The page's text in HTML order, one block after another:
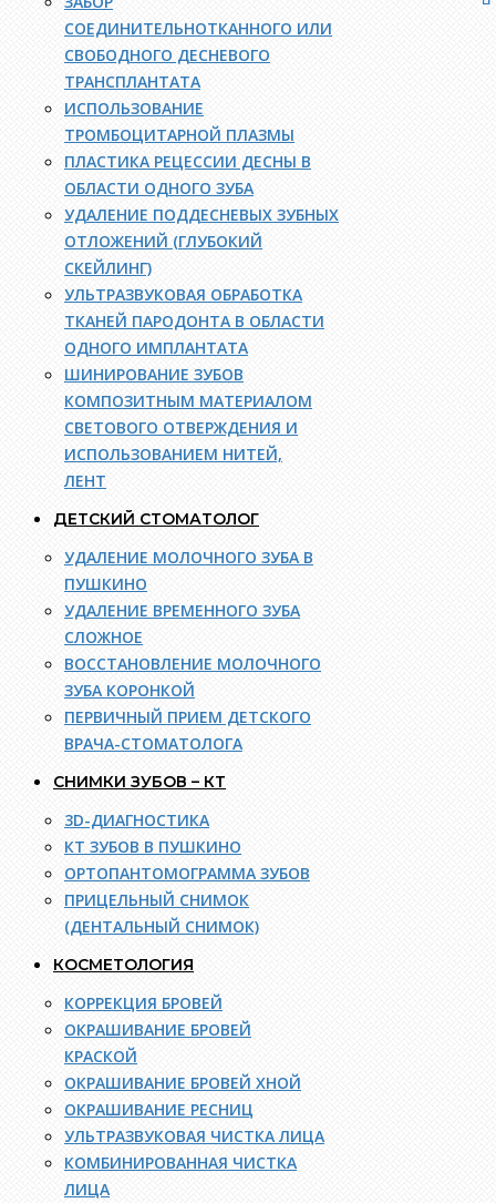
СОЕДИНИТЕЛЬНОТКАННОГО ИЛИ
СВОБОДНОГО ДЕСНЕВОГО
ТРАНСПЛАНТАТА
ИСПОЛЬЗОВАНИЕ
ТРОМБОЦИТАРНОЙ ПЛАЗМЫ
ПЛАСТИКА РЕЦЕССИИ ДЕСНЫ В
ОБЛАСТИ ОДНОГО ЗУБА
УДАЛЕНИЕ ПОДДЕСНЕВЫХ ЗУБНЫХ
ОТЛОЖЕНИЙ (ГЛУБОКИЙ
СКЕЙЛИНГ)
УЛЬТРАЗВУКОВАЯ ОБРАБОТКА
ТКАНЕЙ ПАРОДОНТА В ОБЛАСТИ
ОДНОГО ИМПЛАНТАТА
ШИНИРОВАНИЕ ЗУБОВ
КОМПОЗИТНЫМ МАТЕРИАЛОМ
СВЕТОВОГО ОТВЕРЖДЕНИЯ И
ИСПОЛЬЗОВАНИЕМ НИТЕЙ,
ЛЕНТ
ДЕТСКИЙ СТОМАТОЛОГ
УДАЛЕНИЕ МОЛОЧНОГО ЗУБА В
ПУШКИНО
УДАЛЕНИЕ ВРЕМЕННОГО ЗУБА
СЛОЖНОЕ
ВОССТАНОВЛЕНИЕ МОЛОЧНОГО
ЗУБА КОРОНКОЙ
ПЕРВИЧНЫЙ ПРИЕМ ДЕТСКОГО
ВРАЧА-СТОМАТОЛОГА
СНИМКИ ЗУБОВ – КТ
3D-ДИАГНОСТИКА
КТ ЗУБОВ В ПУШКИНО
ОРТОПАНТОМОГРАММА ЗУБОВ
ПРИЦЕЛЬНЫЙ СНИМОК
(ДЕНТАЛЬНЫЙ СНИМОК)
КОСМЕТОЛОГИЯ
КОРРЕКЦИЯ БРОВЕЙ
ОКРАШИВАНИЕ БРОВЕЙ
КРАСКОЙ
ОКРАШИВАНИЕ БРОВЕЙ ХНОЙ
ОКРАШИВАНИЕ РЕСНИЦ
УЛЬТРАЗВУКОВАЯ ЧИСТКА ЛИЦА
КОМБИНИРОВАННАЯ ЧИСТКА
ЛИЦА